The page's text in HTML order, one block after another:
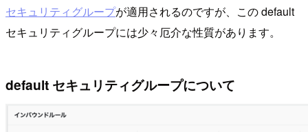
セキュリティグループが適用されるのですが、この default
セキュリティグループには少々厄介な性質があります。
default セキュリティグループについて